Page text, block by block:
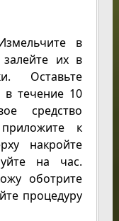
в
их в
Оставьте
в течение 10
средство
к
накройте
на час.
оботрите
процедуру